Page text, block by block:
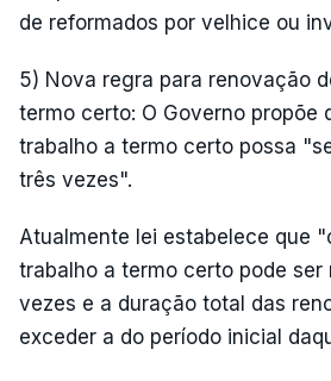
de reformados por velhice ou
5) Nova regra para renovação
termo certo: O Governo propõe
trabalho a termo certo possa
três vezes".
Atualmente lei estabelece que
trabalho a termo certo pode ser
vezes e a duração total das
exceder a do período inicial